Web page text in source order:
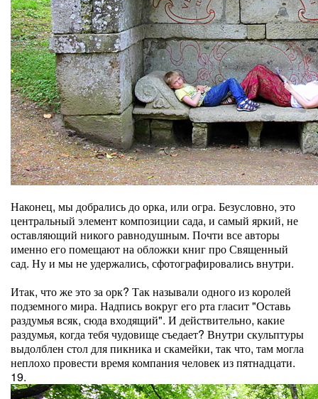
Наконец, мы добрались до орка, или огра. Безусловно, это
центральный элемент композиции сада, и самый яркий, не
оставляющий никого равнодушным. Почти все авторы
именно его помещают на обложки книг про Священный
сад. Ну и мы не удержались, сфотографировались внутри.
Итак, что же это за орк? Так называли одного из королей
подземного мира. Надпись вокруг его рта гласит "Оставь
раздумья всяк, сюда входящий". И действительно, какие
раздумья, когда тебя чудовище съедает? Внутри скульптуры
выдолблен стол для пикника и скамейки, так что, там могла
неплохо провести время компания человек из пятнадцати.
19.